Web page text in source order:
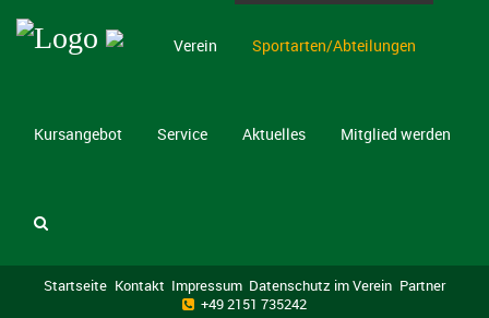
Verein Sportarten/Abteilungen
Kursangebot Service Aktuelles Mitglied werden
Startseite Kontakt Impressum Datenschutz im Verein Partner
+49 2151 735242